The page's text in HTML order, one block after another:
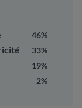
46%
33%
19%
2%